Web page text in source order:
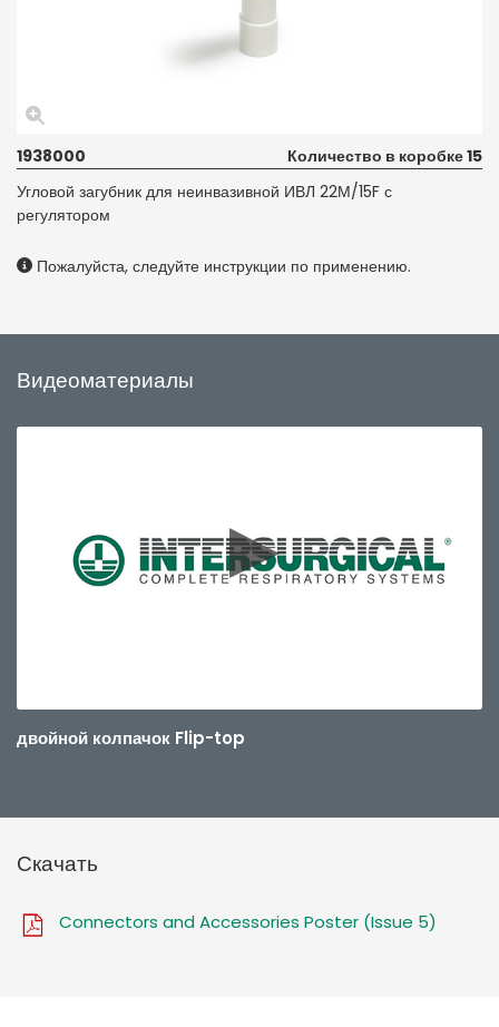
1938000
Количество в коробке 15
Угловой загубник для неинвазивной ИВЛ 22М/15F с
регулятором
Пожалуйста, следуйте инструкции по применению.
Видеоматериалы
двойной колпачок Flip-top
Скачать
Connectors and Accessories Poster (Issue 5)